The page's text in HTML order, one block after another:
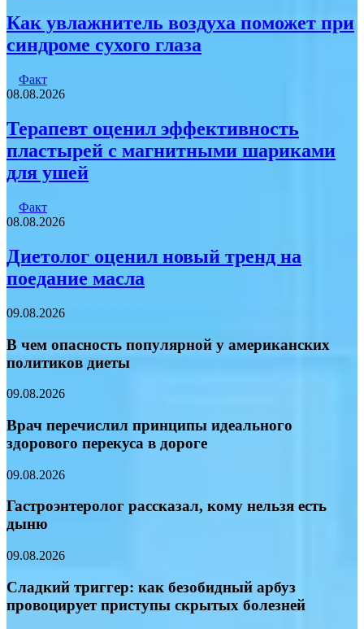
Как увлажнитель воздуха поможет при
синдроме сухого глаза
Факт
08.08.2026
Терапевт оценил эффективность
пластырей с магнитными шариками
для ушей
Факт
08.08.2026
Диетолог оценил новый тренд на
поедание масла
09.08.2026
В чем опасность популярной у американских
политиков диеты
09.08.2026
Врач перечислил принципы идеального
здорового перекуса в дороге
09.08.2026
Гастроэнтеролог рассказал, кому нельзя есть
дыню
09.08.2026
Сладкий триггер: как безобидный арбуз
провоцирует приступы скрытых болезней